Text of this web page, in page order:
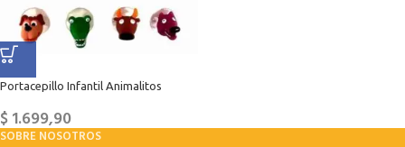
Portacepillo Infantil Animalitos
$1.699,90
SOBRE NOSOTROS